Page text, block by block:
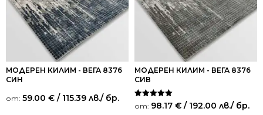
МОДЕРЕН КИЛИМ - ВЕГА 8376
СИН
от: 59.00 € / 115.39 лв./ бр.
МОДЕРЕН КИЛИМ - ВЕГА 8376
СИВ
Оценено на
5.00
от: 98.17 € / 192.00 лв./ бр.